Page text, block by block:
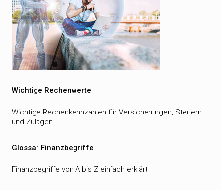
Wichtige Rechenwerte
Wichtige Rechenkennzahlen für Versicherungen, Steuern
und Zulagen
Glossar Finanzbegriffe
Finanzbegriffe von A bis Z einfach erklärt